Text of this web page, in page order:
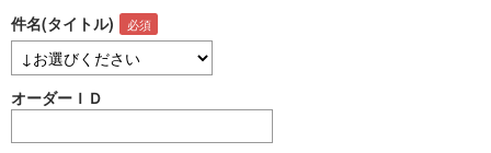
件名(タイトル)
オーダーＩＤ